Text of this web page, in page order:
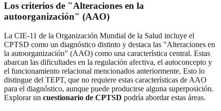
Los criterios de "Alteraciones en la
autoorganización" (AAO)
La CIE-11 de la Organización Mundial de la Salud incluye el
CPTSD como un diagnóstico distinto y destaca las "Alteraciones en
la autoorganización" (AAO) como una característica central. Estas
abarcan las dificultades en la regulación afectiva, el autoconcepto y
el funcionamiento relacional mencionados anteriormente. Esto lo
distingue del TEPT, que no requiere estas características de AAO
para el diagnóstico, aunque puede producirse alguna superposición.
Explorar un cuestionario de CPTSD podría abordar estas áreas.